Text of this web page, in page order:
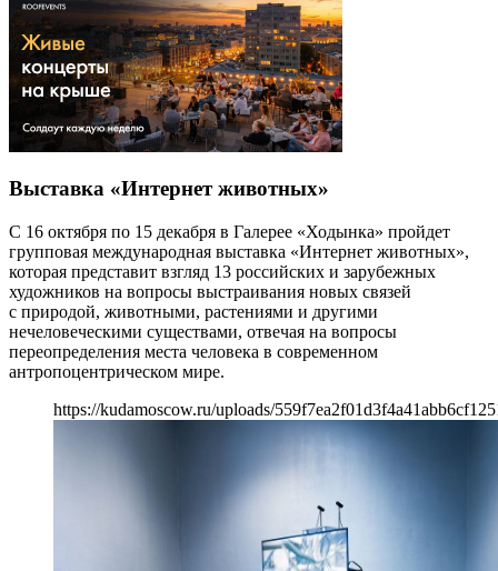
Выставка «Интернет животных»
С 16 октября по 15 декабря в Галерее «Ходынка» пройдет
групповая международная выставка «Интернет животных»,
которая представит взгляд 13 российских и зарубежных
художников на вопросы выстраивания новых связей
с природой, животными, растениями и другими
нечеловеческими существами, отвечая на вопросы
переопределения места человека в современном
антропоцентрическом мире.
https://kudamoscow.ru/uploads/